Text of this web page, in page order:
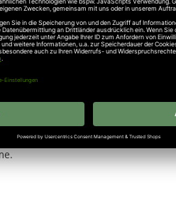
innerhalb der ekey-
Dasekey keypad integra
oder gewerbliche
moderne und komfortable
Verwaltung zahlreicher
KP IN DE GL EGjetzt bequem bei